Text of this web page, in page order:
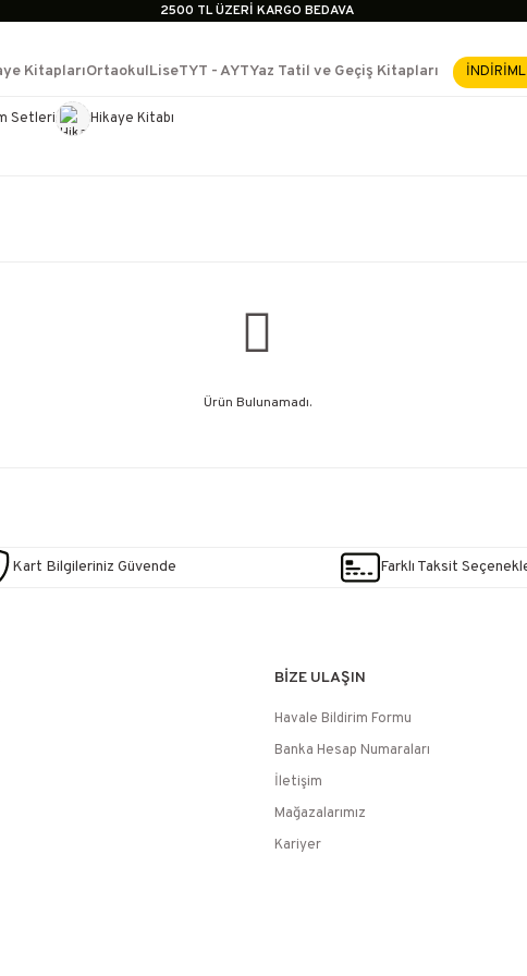
2500 TL ÜZERİ KARGO BEDAVA
İçerik #4
Setleri Hikaye Kitabı
KitaplarıOrtaokulLiseTYT - AYTYaz Tatil ve Geçiş Kitapları
Yükselme- Uzmanlık
Ürün Bulunamadı.
Kart Bilgileriniz Güvende Farklı Taksit
BİZE ULAŞIN
Havale Bildirim Formu
Banka Hesap Numaraları
İletişim
Mağazalarımız
Kariyer